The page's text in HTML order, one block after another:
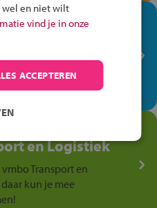
ben je op je
het vmbo jouw talent
waar elke dag
en Logistiek
Transport en
kun je mee
wel en niet wilt
vind je in onze
ACCEPTEREN